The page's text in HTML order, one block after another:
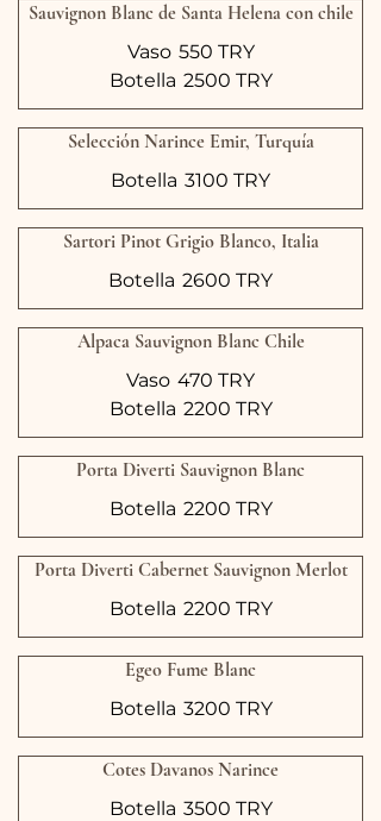
Sauvignon Blanc de Santa Helena con chile
Vaso 550 TRY
Botella 2500 TRY
Selección Narince Emir, Turquía
Botella 3100 TRY
Sartori Pinot Grigio Blanco, Italia
Botella 2600 TRY
Alpaca Sauvignon Blanc Chile
Vaso 470 TRY
Botella 2200 TRY
Porta Diverti Sauvignon Blanc
Botella 2200 TRY
Porta Diverti Cabernet Sauvignon Merlot
Botella 2200 TRY
Egeo Fume Blanc
Botella 3200 TRY
Cotes Davanos Narince
Botella 3500 TRY